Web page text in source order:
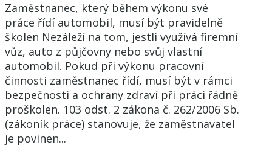
Zaměstnanec, který během výkonu své
práce řídí automobil, musí být pravidelně
školen Nezáleží na tom, jestli využívá firemní
vůz, auto z půjčovny nebo svůj vlastní
automobil. Pokud při výkonu pracovní
činnosti zaměstnanec řídí, musí být v rámci
bezpečnosti a ochrany zdraví při práci řádně
proškolen. 103 odst. 2 zákona č. 262/2006 Sb.
(zákoník práce) stanovuje, že zaměstnavatel
je povinen...